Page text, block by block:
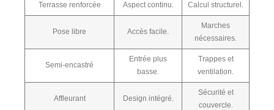
Terrasse renforcée Aspect continu. Calcul structurel.
Pose libre Accès facile.
Marches
nécessaires.
Semi-encastré
Entrée plus
basse.
Trappes et
ventilation.
Affleurant Design intégré.
Sécurité et
couvercle.